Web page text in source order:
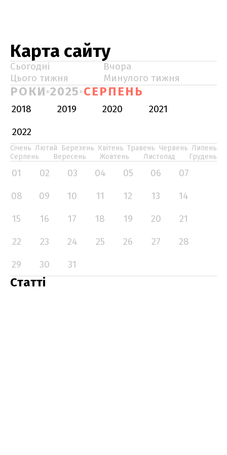
Карта сайту
Сьогодні
Вчора
Цього тижня
Минулого тижня
РОКИ 2025 СЕРПЕНЬ
2018 2019 2020
2021
2022
Січень Лютий Березень Квітень Травень Червень Липень
Серпень
Вересень Жовтень Листопад Грудень
01 02 03 04 05 06
07
08
09 10 11 12 13
14
15
16 17 18 19 20
21
22
23 24 25 26 27
28
29
30 31
Статті